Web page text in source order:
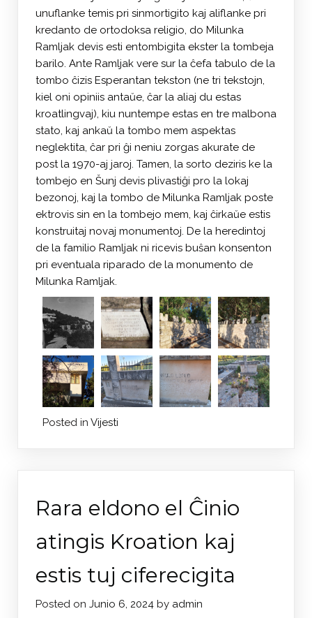
unuflanke temis pri sinmortigito kaj aliflanke pri
kredanto de ortodoksa religio, do Milunka
Ramljak devis esti entombigita ekster la tombeja
barilo. Ante Ramljak vere sur la ĉefa tabulo de la
tombo ĉizis Esperantan tekston (ne tri tekstojn,
kiel oni opiniis antaŭe, ĉar la aliaj du estas
kroatlingvaj), kiu nuntempe estas en tre malbona
stato, kaj ankaŭ la tombo mem aspektas
neglektita, ĉar pri ĝi neniu zorgas akurate de
post la 1970-aj jaroj. Tamen, la sorto deziris ke la
tombejo en Šunj devis plivastiĝi pro la lokaj
bezonoj, kaj la tombo de Milunka Ramljak poste
ektrovis sin en la tombejo mem, kaj ĉirkaŭe estis
konstruitaj novaj monumentoj. De la heredintoj
de la familio Ramljak ni ricevis buŝan konsenton
pri eventuala riparado de la monumento de
Milunka Ramljak.
Posted in Vijesti
Rara eldono el Ĉinio
atingis Kroation kaj
estis tuj ciferecigita
Posted on Junio 6, 2024 by admin